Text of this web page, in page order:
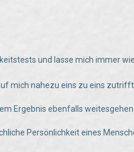
und lasse mich immer
mich nahezu eins zu eins
Ergebnis ebenfalls
Persönlichkeit eines